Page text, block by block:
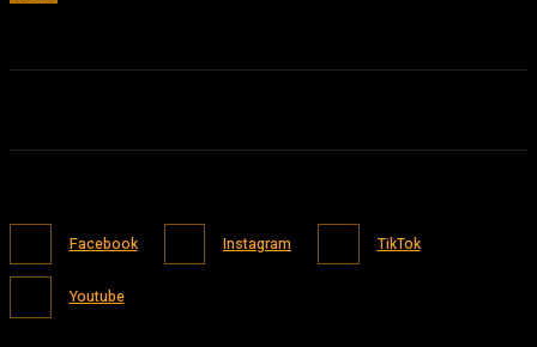
Facebook Instagram TikTok
Youtube